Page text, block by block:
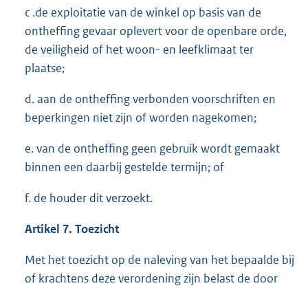
c .de exploitatie van de winkel op basis van de
ontheffing gevaar oplevert voor de openbare orde,
de veiligheid of het woon- en leefklimaat ter
plaatse;
d. aan de ontheffing verbonden voorschriften en
beperkingen niet zijn of worden nagekomen;
e. van de ontheffing geen gebruik wordt gemaakt
binnen een daarbij gestelde termijn; of
f. de houder dit verzoekt.
Artikel 7. Toezicht
Met het toezicht op de naleving van het bepaalde bij
of krachtens deze verordening zijn belast de door